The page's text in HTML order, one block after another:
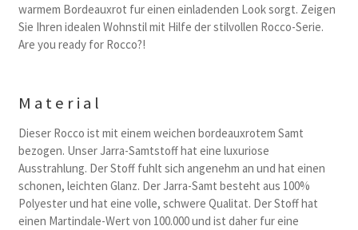
warmem Bordeauxrot fur einen einladenden Look sorgt. Zeigen
Sie Ihren idealen Wohnstil mit Hilfe der stilvollen Rocco-Serie.
Are you ready for Rocco?!
Material
Dieser Rocco ist mit einem weichen bordeauxrotem Samt
bezogen. Unser Jarra-Samtstoff hat eine luxuriose
Ausstrahlung. Der Stoff fuhlt sich angenehm an und hat einen
schonen, leichten Glanz. Der Jarra-Samt besteht aus 100%
Polyester und hat eine volle, schwere Qualitat. Der Stoff hat
einen Martindale-Wert von 100.000 und ist daher fur eine